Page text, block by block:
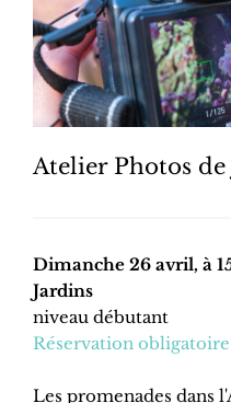
Atelier Photos de
Dimanche 26 avril, à
Jardins
niveau débutant
Réservation obligatoire
Les promenades dans